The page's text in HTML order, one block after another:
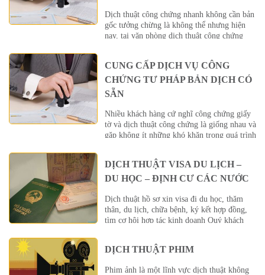
Dịch thuật công chứng nhanh không cần bản
gốc tưởng chừng là không thể nhưng hiện
nay, tại văn phòng dịch thuật công chứng
gọn nhất. Dịch công chứng không bản gốc là
gì? Dịch thuật công chứng không […]
CUNG CẤP DỊCH VỤ CÔNG
CHỨNG TƯ PHÁP BẢN DỊCH CÓ
SẴN
Nhiều khách hàng cứ nghĩ công chứng giấy
tờ và dịch thuật công chứng là giống nhau và
gặp không ít những khó khăn trong quá trình
Vậy để giúp khách hàng nắm rõ những
thông tin về hoạt động dịch thuật công
chứng, công chứng bản dịch thì dưới […]
DỊCH THUẬT VISA DU LỊCH –
DU HỌC – ĐỊNH CƯ CÁC NƯỚC
Dịch thuật hồ sơ xin visa đi du học, thăm
thân, du lịch, chữa bệnh, ký kết hợp đồng,
tìm cơ hội hợp tác kinh doanh Quý khách
khách thắc mắc không biết phải làm thủ […]
DỊCH THUẬT PHIM
Phim ảnh là một lĩnh vực dịch thuật không